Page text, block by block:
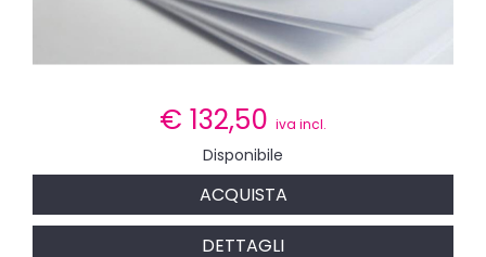
€ 132,50 iva incl.
Disponibile
ACQUISTA
DETTAGLI